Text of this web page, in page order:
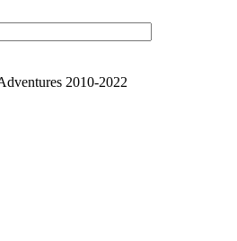
2010-2022